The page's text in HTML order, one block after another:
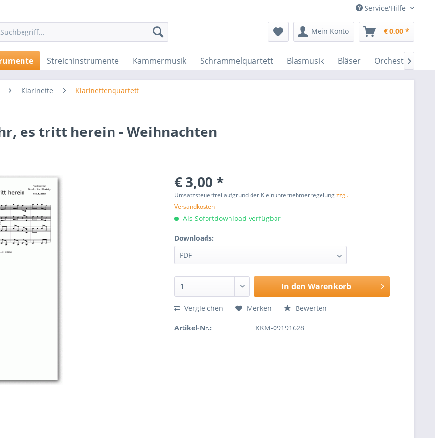
Service/Hilfe
Mein Konto € 0,00 *
Streichinstrumente Kammermusik Schrammelquartett Blasmusik Bläser Orchester

Klarinette Klarinettenquartett
es tritt herein - Weihnachten
€ 3,00 *
Umsatzsteuerfrei aufgrund der Kleinunternehmerregelungzzgl.
Versandkosten
Als Sofortdownload verfügbar
Downloads:
In den Warenkorb
Vergleichen Merken Bewerten
Artikel-Nr.: KKM-09191628